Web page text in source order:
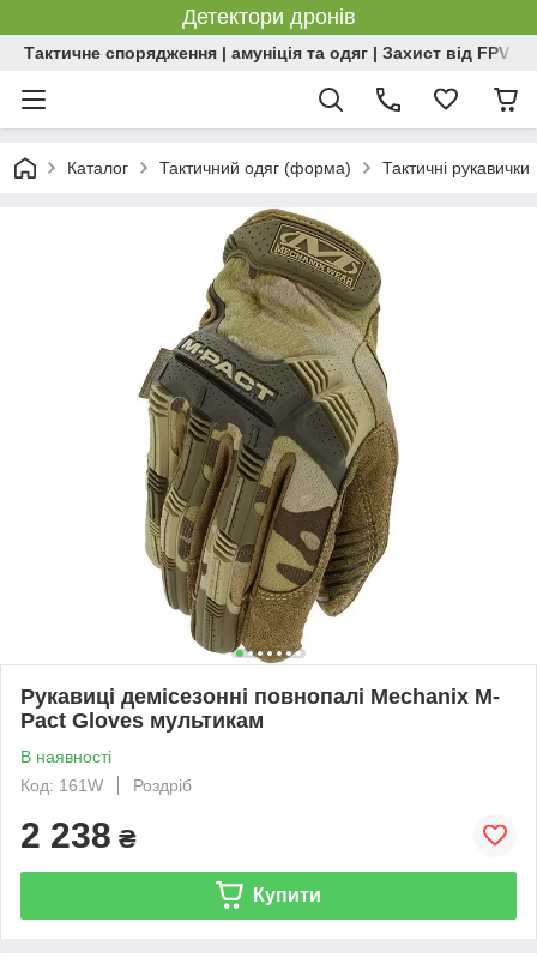
Детектори дронів
Тактичне спорядження | амуніція та одяг | Захист від FPV |
Каталог Тактичний одяг (форма) Тактичні рукавички
Рукавиці демісезонні повнопалі Mechanix M-
Pact Gloves мультикам
В наявності
Код: 161W
Роздріб
2 238 ₴
Купити